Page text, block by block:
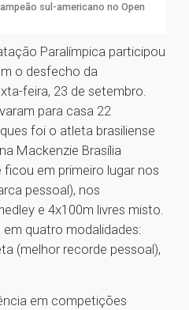
sul-americano no Open
Paralímpica participou
o desfecho da
feira, 23 de setembro.
para casa 22
foi o atleta brasiliense
Mackenzie Brasília
ficou em primeiro lugar nos
pessoal), nos
e 4x100m livres misto.
quatro modalidades:
(melhor recorde pessoal),
em competições